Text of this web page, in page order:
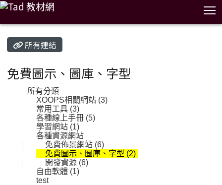
所有連結
免費圖示、圖庫、字型
所有分類
XOOPS相關網站 (3)
常用工具 (3)
各種線上手冊 (5)
學習網站 (1)
各種資源網站
免費佈景網站 (6)
免費圖示、圖庫、字型 (2)
開發資源 (6)
自由軟體 (1)
test